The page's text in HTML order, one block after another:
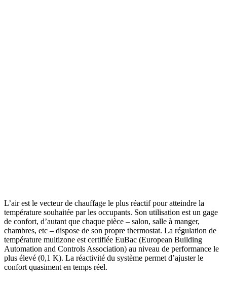
L’air est le vecteur de chauffage le plus réactif pour atteindre la
température souhaitée par les occupants. Son utilisation est un gage
de confort, d’autant que chaque pièce – salon, salle à manger,
chambres, etc – dispose de son propre thermostat. La régulation de
température multizone est certifiée EuBac (European Building
Automation and Controls Association) au niveau de performance le
plus élevé (0,1 K). La réactivité du système permet d’ajuster le
confort quasiment en temps réel.